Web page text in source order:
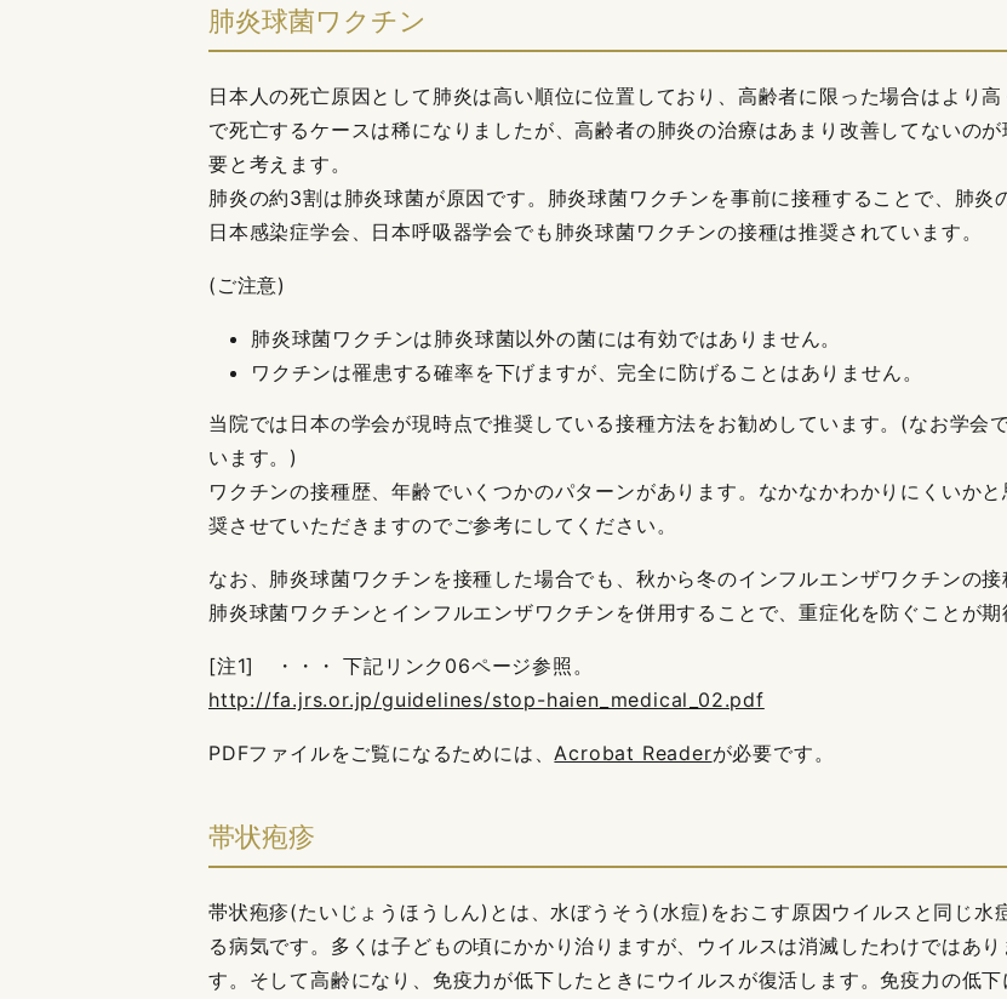
肺炎球菌ワクチン
日本人の死亡原因として肺炎は高い順位に位置しており、高齢者に限った場合はより
で死亡するケースは稀になりましたが、高齢者の肺炎の治療はあまり改善してないの
要と考えます。
肺炎の約3割は肺炎球菌が原因です。肺炎球菌ワクチンを事前に接種することで、肺炎
日本感染症学会、日本呼吸器学会でも肺炎球菌ワクチンの接種は推奨されています。
(ご注意)
肺炎球菌ワクチンは肺炎球菌以外の菌には有効ではありません。
ワクチンは罹患する確率を下げますが、完全に防げることはありません。
当院では日本の学会が現時点で推奨している接種方法をお勧めしています。(なお学会
います。)
ワクチンの接種歴、年齢でいくつかのパターンがあります。なかなかわかりにくいか
奨させていただきますのでご参考にしてください。
なお、肺炎球菌ワクチンを接種した場合でも、秋から冬のインフルエンザワクチンの接
肺炎球菌ワクチンとインフルエンザワクチンを併用することで、重症化を防ぐことが期
[注1] ・・・ 下記リンク06ページ参照。
http://fa.jrs.or.jp/guidelines/stop-haien_medical_02.pdf
PDFファイルをご覧になるためには、 Acrobat Readerが必要です。
帯状疱疹
帯状疱疹(たいじょうほうしん)とは、水ぼうそう(水痘)をおこす原因ウイルスと同じ水
る病気です。多くは子どもの頃にかかり治りますが、ウイルスは消滅したわけではあ
す。そして高齢になり、免疫力が低下したときにウイルスが復活します。免疫力の低